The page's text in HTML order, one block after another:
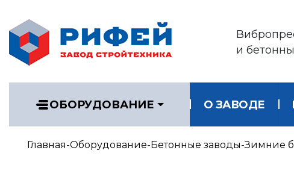
и
ОБОРУДОВАНИЕ О ЗАВОДЕ
Главная Оборудование Бетонные заводы Зимние